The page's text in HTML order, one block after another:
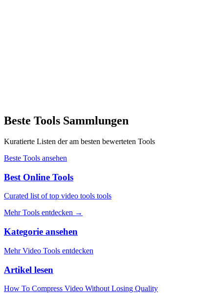
Beste Tools Sammlungen
Kuratierte Listen der am besten bewerteten Tools
Beste Tools ansehen
Best Online Tools
Curated list of top video tools tools
Mehr Tools entdecken →
Kategorie ansehen
Mehr Video Tools entdecken
Artikel lesen
How To Compress Video Without Losing Quality